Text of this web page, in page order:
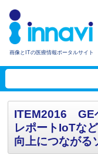
画像とITの医療情報ポータルサイト
ITEM2016 GE
レポートIoTな
向上につながる